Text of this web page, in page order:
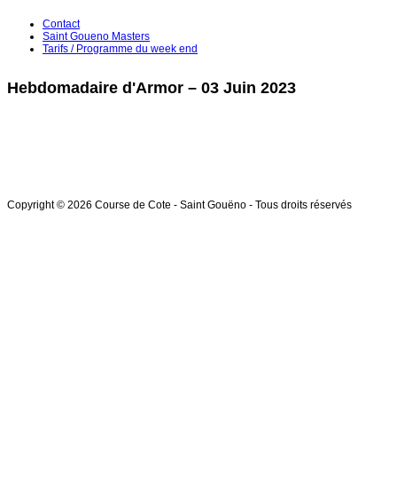
Contact
Saint Goueno Masters
Tarifs / Programme du week end
Hebdomadaire d'Armor – 03 Juin 2023
Copyright © 2026 Course de Cote - Saint Gouëno - Tous droits réservés